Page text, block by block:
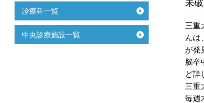
診療科一覧
中央診療施設一覧
未
三重
んは
が発
脳卒
ど詳
三重
毎週